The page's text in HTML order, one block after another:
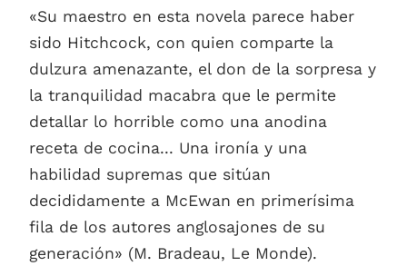
«Su maestro en esta novela parece haber
sido Hitchcock, con quien comparte la
dulzura amenazante, el don de la sorpresa y
la tranquilidad macabra que le permite
detallar lo horrible como una anodina
receta de cocina... Una ironía y una
habilidad supremas que sitúan
decididamente a McEwan en primerísima
fila de los autores anglosajones de su
generación» (M. Bradeau, Le Monde).